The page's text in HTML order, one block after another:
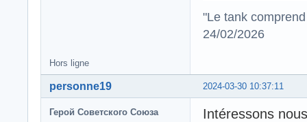
"Le tank
24/02/2026
Hors ligne
2024-03-30 10:37:11
personne19
Герой Советского Союза
Intéressons